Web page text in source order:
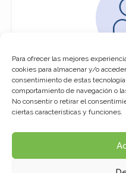
Para ofrecer las mejores
cookies para almacenar y/o
consentimiento de estas
comportamiento de navegación o
No consentir o retirar el
ciertas características y funciones.
You must be
This course is
Click